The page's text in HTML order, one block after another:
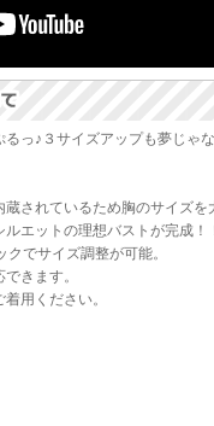
っ♪３サイズアップも夢じゃ
されているため胸のサイズを
エットの理想バストが完成！
でサイズ調整が可能。
きます。
用ください。